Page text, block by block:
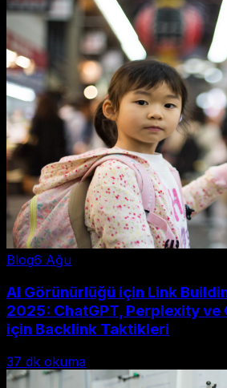
Blog6 Ağu
AI Görünürlüğü için Link
2025: ChatGPT, Perplexity ve
için Backlink Taktikleri
37 dk okuma